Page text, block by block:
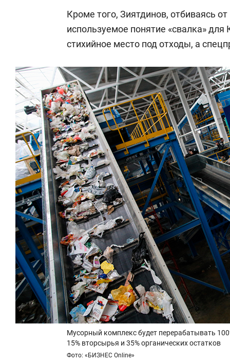
Кроме того, Зиятдинов, отбиваясь
используемое понятие «свалка»
стихийное место под отходы, а
Мусорный комплекс будет перерабатывать
15% вторсырья и 35% органических остатков
Фото: «БИЗНЕС Online»